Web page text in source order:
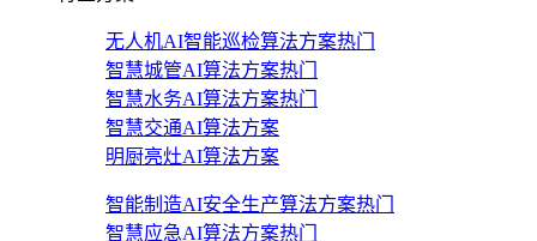
无人机AI智能巡检算法方案热门
智慧城管AI算法方案热门
智慧水务AI算法方案热门
智慧交通AI算法方案
明厨亮灶AI算法方案
智能制造AI安全生产算法方案热门
智慧应急AI算法方案热门